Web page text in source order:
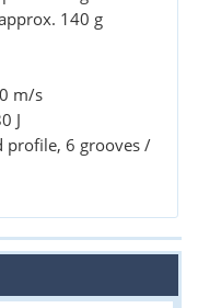
140 g
m/s
J
6 grooves /